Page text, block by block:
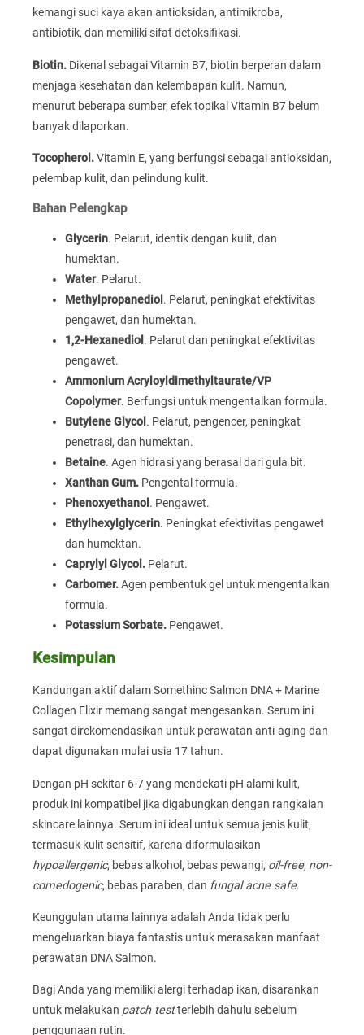
kemangi suci kaya akan antioksidan, antimikroba,
antibiotik, dan memiliki sifat detoksifikasi.
Biotin. Dikenal sebagai Vitamin B7, biotin berperan dalam
menjaga kesehatan dan kelembapan kulit. Namun,
menurut beberapa sumber, efek topikal Vitamin B7 belum
banyak dilaporkan.
Tocopherol.Vitamin E, yang berfungsi sebagai antioksidan,
pelembap kulit, dan pelindung kulit.
Bahan Pelengkap
Glycerin. Pelarut, identik dengan kulit, dan
humektan.
Water. Pelarut.
Methylpropanediol . Pelarut, peningkat efektivitas
pengawet, dan humektan.
1,2-Hexanediol . Pelarut dan peningkat efektivitas
pengawet.
Ammonium Acryloyldimethyltaurate/VP
Copolymer. Berfungsi untuk mengentalkan formula.
Butylene Glycol . Pelarut, pengencer, peningkat
penetrasi, dan humektan.
Betaine. Agen hidrasi yang berasal dari gula bit.
Xanthan Gum. Pengental formula.
Phenoxyethanol . Pengawet.
Ethylhexylglycerin. Peningkat efektivitas pengawet
dan humektan.
Caprylyl Glycol. Pelarut.
Carbomer.Agen pembentuk gel untuk mengentalkan
formula.
Potassium Sorbate. Pengawet.
Kesimpulan
Kandungan aktif dalam Somethinc Salmon DNA + Marine
Collagen Elixir memang sangat mengesankan. Serum ini
sangat direkomendasikan untuk perawatan anti-aging dan
dapat digunakan mulai usia 17 tahun.
Dengan pH sekitar 6-7 yang mendekati pH alami kulit,
produk ini kompatibel jika digabungkan dengan rangkaian
skincare lainnya. Serum ini ideal untuk semua jenis kulit,
termasuk kulit sensitif, karena diformulasikan
hypoallergenic, bebas alkohol, bebas pewangi, oil-free, non-
comedogenic, bebas paraben, dan fungal acne safe.
Keunggulan utama lainnya adalah Anda tidak perlu
mengeluarkan biaya fantastis untuk merasakan manfaat
perawatan DNA Salmon.
Bagi Anda yang memiliki alergi terhadap ikan, disarankan
untuk melakukan patch testterlebih dahulu sebelum
penggunaan rutin.